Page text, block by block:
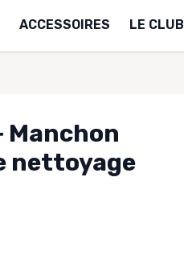
ACCESSOIRES LE CLUB
Manchon
nettoyage